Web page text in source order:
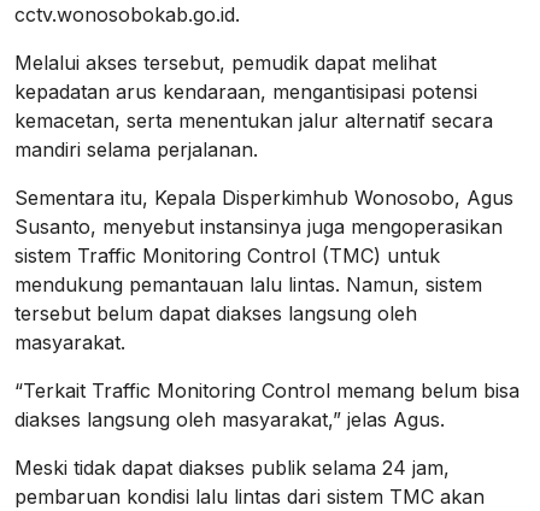
cctv.wonosobokab.go.id.
Melalui akses tersebut, pemudik dapat melihat
kepadatan arus kendaraan, mengantisipasi potensi
kemacetan, serta menentukan jalur alternatif secara
mandiri selama perjalanan.
Sementara itu, Kepala Disperkimhub Wonosobo, Agus
Susanto, menyebut instansinya juga mengoperasikan
sistem Traffic Monitoring Control (TMC) untuk
mendukung pemantauan lalu lintas. Namun, sistem
tersebut belum dapat diakses langsung oleh
masyarakat.
“Terkait Traffic Monitoring Control memang belum bisa
diakses langsung oleh masyarakat,” jelas Agus.
Meski tidak dapat diakses publik selama 24 jam,
pembaruan kondisi lalu lintas dari sistem TMC akan